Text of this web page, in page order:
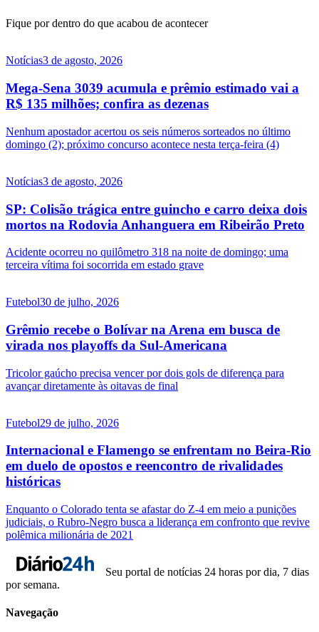
Fique por dentro do que acabou de acontecer
Notícias3 de agosto, 2026
Mega-Sena 3039 acumula e prêmio estimado vai a
R$ 135 milhões; confira as dezenas
Nenhum apostador acertou os seis números sorteados no último
domingo (2); próximo concurso acontece nesta terça-feira (4)
Notícias3 de agosto, 2026
SP: Colisão trágica entre guincho e carro deixa dois
mortos na Rodovia Anhanguera em Ribeirão Preto
Acidente ocorreu no quilômetro 318 na noite de domingo; uma
terceira vítima foi socorrida em estado grave
Futebol30 de julho, 2026
Grêmio recebe o Bolívar na Arena em busca de
virada nos playoffs da Sul-Americana
Tricolor gaúcho precisa vencer por dois gols de diferença para
avançar diretamente às oitavas de final
Futebol29 de julho, 2026
Internacional e Flamengo se enfrentam no Beira-Rio
em duelo de opostos e reencontro de rivalidades
históricas
Enquanto o Colorado tenta se afastar do Z-4 em meio a punições
judiciais, o Rubro-Negro busca a liderança em confronto que revive
polêmica milionária de 2021
Seu portal de notícias 24 horas por dia, 7 dias
por semana.
Navegação